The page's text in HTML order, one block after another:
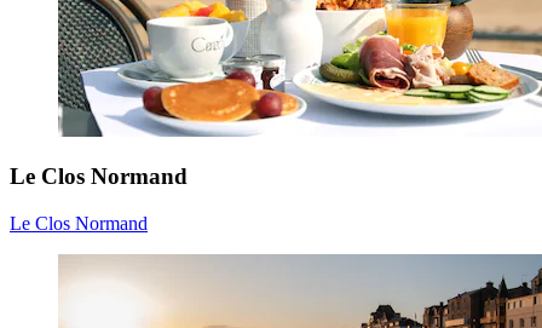
Le Clos Normand
Le Clos Normand